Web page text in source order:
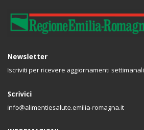
Newsletter
Iscriviti per ricevere aggiornamenti settimanali
Scrivici
info@alimentiesalute.emilia-romagna.it